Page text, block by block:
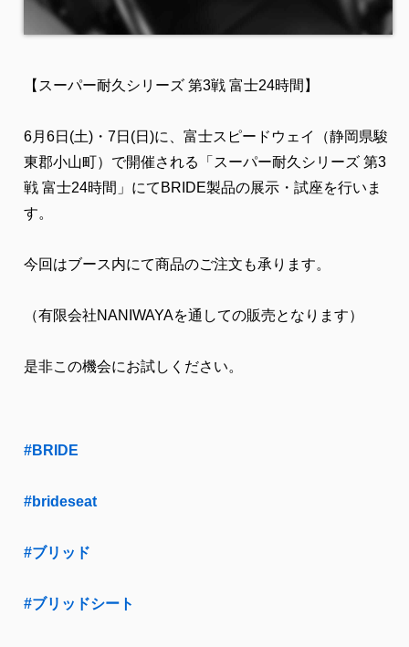
【スーパー耐久シリーズ 第3戦 富士24時間】
6月6日(土)・7日(日)に、富士スピードウェイ（静岡県駿
東郡小山町）で開催される「スーパー耐久シリーズ 第3
戦 富士24時間」にてBRIDE製品の展示・試座を行いま
す。
今回はブース内にて商品のご注文も承ります。
（有限会社NANIWAYAを通しての販売となります）
是非この機会にお試しください。
#BRIDE
#brideseat
#ブリッド
#ブリッドシート